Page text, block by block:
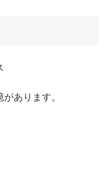
あります。